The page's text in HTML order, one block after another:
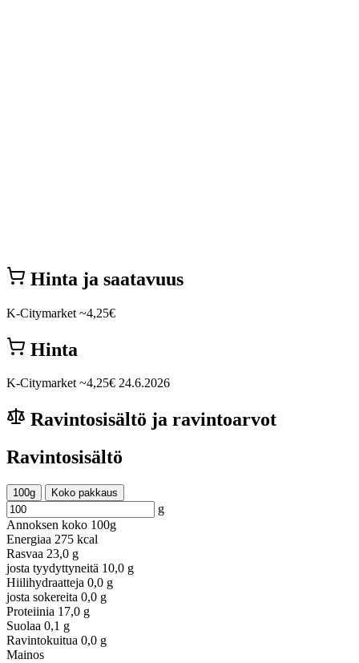
Hinta ja saatavuus
K-Citymarket ~4,25€
Hinta
K-Citymarket ~4,25€ 24.6.2026
Ravintosisältö ja ravintoarvot
Ravintosisältö
100g Koko pakkaus
g
Annoksen koko 100g
Energiaa 275 kcal
Rasvaa 23,0 g
josta tyydyttyneitä 10,0 g
Hiilihydraatteja 0,0 g
josta sokereita 0,0 g
Proteiinia 17,0 g
Suolaa 0,1 g
Ravintokuitua 0,0 g
Mainos